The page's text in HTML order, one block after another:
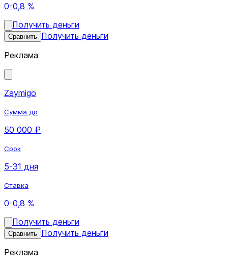
0-0,8 %
Получить деньги
Сравнить Получить деньги
Реклама
Zaymigo
Сумма до
50 000 ₽
Срок
5-31 дня
Ставка
0-0,8 %
Получить деньги
Сравнить Получить деньги
Реклама